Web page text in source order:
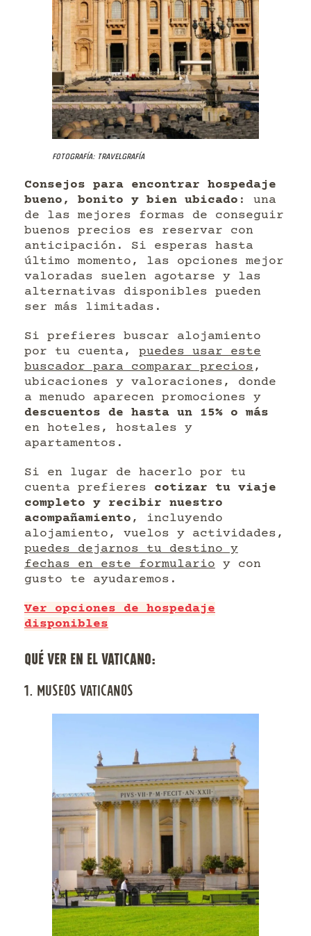
Fotografía: Travelgrafía
Consejos para encontrar hospedaje
bueno, bonito y bien ubicado : una
de las mejores formas de conseguir
buenos precios es reservar con
anticipación. Si esperas hasta
último momento, las opciones mejor
valoradas suelen agotarse y las
alternativas disponibles pueden
ser más limitadas.
Si prefieres buscar alojamiento
por tu cuenta, puedes usar este
buscador para comparar precios,
ubicaciones y valoraciones, donde
a menudo aparecen promociones y
descuentos de hasta un 15% o más
en hoteles, hostales y
apartamentos.
Si en lugar de hacerlo por tu
cuenta prefieres cotizar tu viaje
completo y recibir nuestro
acompañamiento , incluyendo
alojamiento, vuelos y actividades,
puedes dejarnos tu destino y
fechas en este formulario y con
gusto te ayudaremos.
Ver opciones de hospedaje
disponibles
QUÉ VER EN EL VATICANO:
1. MUSEOS VATICANOS